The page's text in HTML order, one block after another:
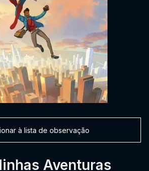
Aventuras
à lista de observação